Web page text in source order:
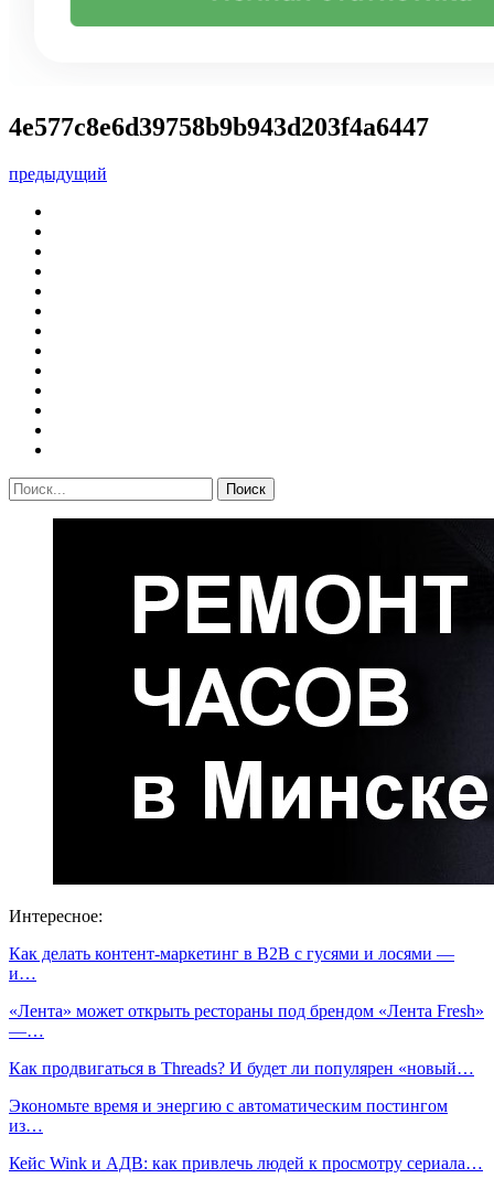
4e577c8e6d39758b9b943d203f4a6447
предыдущий
Интересное:
Как делать контент-маркетинг в B2B с гусями и лосями —
и…
«Лента» может открыть рестораны под брендом «Лента Fresh»
—…
Как продвигаться в Threads? И будет ли популярен «новый…
Экономьте время и энергию с автоматическим постингом
из…
Кейс Wink и АДВ: как привлечь людей к просмотру сериала…